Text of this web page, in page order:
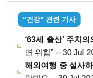
"건강" 관련 기사
‘63세 출산’ 주치의
면 위험” -- 30 Jul
해외여행 중 설사하